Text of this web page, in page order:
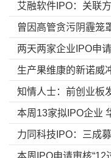
艾融软件IPO：关联
曾因高管贪污阴霾笼
疾仍需待解
两天两家企业IPO申
生产果维康的新诺威
知情人士：前创业板
人被查
本周13家拟IPO企业
力同科技IPO：三成